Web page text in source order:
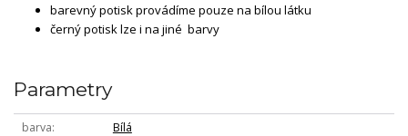
barevný potisk provádíme pouze na bílou látku
černý potisk lze i na jiné barvy
Parametry
barva
Bílá